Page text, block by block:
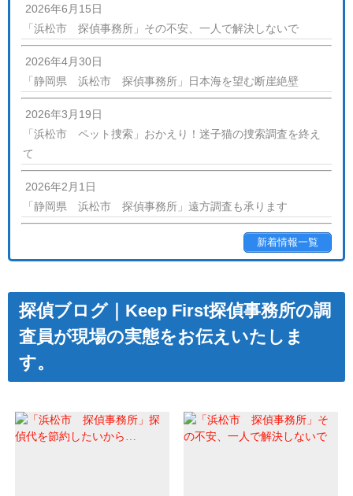
2026年6月15日
「浜松市 探偵事務所」その不安、一人で解決しないで
2026年4月30日
「静岡県 浜松市 探偵事務所」日本海を望む断崖絶壁
2026年3月19日
「浜松市 ペット捜索」おかえり！迷子猫の捜索調査を終え
て
2026年2月1日
「静岡県 浜松市 探偵事務所」遠方調査も承ります
新着情報一覧
探偵ブログ｜Keep First探偵事務所の調
査員が現場の実態をお伝えいたしま
す。